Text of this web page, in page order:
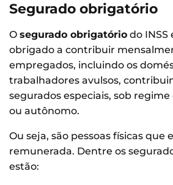
Segurado obrigatório
O segurado obrigatório do INSS
obrigado a contribuir
empregados, incluindo os
trabalhadores avulsos,
segurados especiais, sob
ou autônomo.
Ou seja, são pessoas físicas que
remunerada. Dentre os
estão: